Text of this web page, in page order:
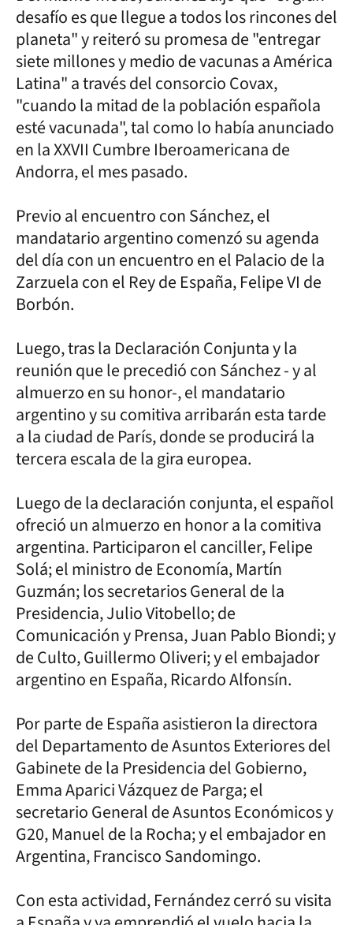
desafío es que llegue a todos los rincones del
planeta" y reiteró su promesa de "entregar
siete millones y medio de vacunas a América
Latina" a través del consorcio Covax,
"cuando la mitad de la población española
esté vacunada", tal como lo había anunciado
en la XXVII Cumbre Iberoamericana de
Andorra, el mes pasado.
Previo al encuentro con Sánchez, el
mandatario argentino comenzó su agenda
del día con un encuentro en el Palacio de la
Zarzuela con el Rey de España, Felipe VI de
Borbón.
Luego, tras la Declaración Conjunta y la
reunión que le precedió con Sánchez - y al
almuerzo en su honor-, el mandatario
argentino y su comitiva arribarán esta tarde
a la ciudad de París, donde se producirá la
tercera escala de la gira europea.
Luego de la declaración conjunta, el español
ofreció un almuerzo en honor a la comitiva
argentina. Participaron el canciller, Felipe
Solá; el ministro de Economía, Martín
Guzmán; los secretarios General de la
Presidencia, Julio Vitobello; de
Comunicación y Prensa, Juan Pablo Biondi; y
de Culto, Guillermo Oliveri; y el embajador
argentino en España, Ricardo Alfonsín.
Por parte de España asistieron la directora
del Departamento de Asuntos Exteriores del
Gabinete de la Presidencia del Gobierno,
Emma Aparici Vázquez de Parga; el
secretario General de Asuntos Económicos y
G20, Manuel de la Rocha; y el embajador en
Argentina, Francisco Sandomingo.
Con esta actividad, Fernández cerró su visita